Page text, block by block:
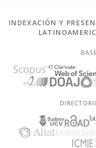
INDEXACIÓN Y